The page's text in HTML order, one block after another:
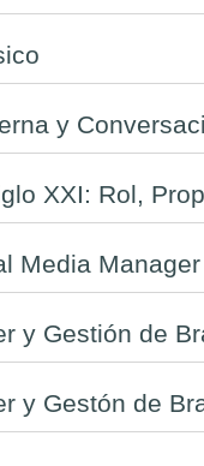
y
XXI: Rol,
Media
y Gestión de
y Gestón de